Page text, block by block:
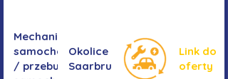
Mechanika
samochodowa
/ przebudowa
Okolice
Saarbrucken
Link do
oferty